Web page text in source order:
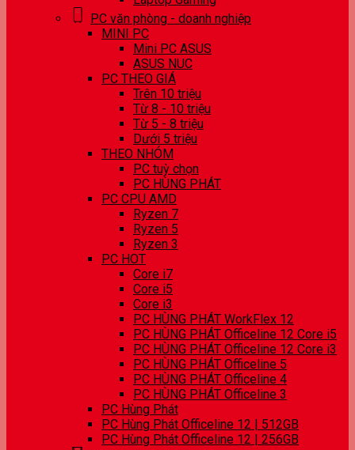
PC văn phòng - doanh nghiệp
MINI PC
Mini PC ASUS
ASUS NUC
PC THEO GIÁ
Trên 10 triệu
Từ 8 - 10 triệu
Từ 5 - 8 triệu
Dưới 5 triệu
THEO NHÓM
PC tuỳ chọn
PC HÙNG PHÁT
PC CPU AMD
Ryzen 7
Ryzen 5
Ryzen 3
PC HOT
Core i7
Core i5
Core i3
PC HÙNG PHÁT WorkFlex 12
PC HÙNG PHÁT Officeline 12 Core i5
PC HÙNG PHÁT Officeline 12 Core i3
PC HÙNG PHÁT Officeline 5
PC HÙNG PHÁT Officeline 4
PC HÙNG PHÁT Officeline 3
PC Hùng Phát
PC Hùng Phát Officeline 12 | 512GB
PC Hùng Phát Officeline 12 | 256GB